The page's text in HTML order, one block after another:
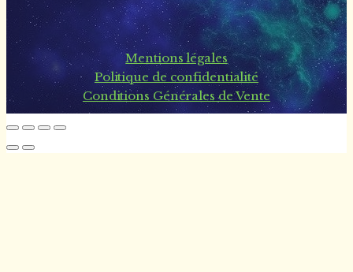
Mentions légales
Politique de confidentialité
Conditions Générales de Vente